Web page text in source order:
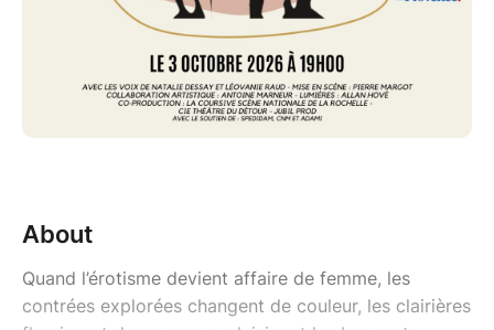
About
Quand l’érotisme devient affaire de femme, les
contrées explorées changent de couleur, les clairières